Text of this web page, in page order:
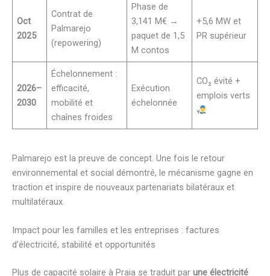
Oct
2025
Contrat de
Palmarejo
(repowering)
Phase de
3,141 M€ →
paquet de 1,5
M contos
+5,6 MW et
PR supérieur
2026–
2030
Échelonnement :
efficacité,
mobilité et
chaînes froides
Exécution
échelonnée
CO₂ évité +
emplois verts
Palmarejo est la preuve de concept. Une fois le retour
environnemental et social démontré, le mécanisme gagne en
traction et inspire de nouveaux partenariats bilatéraux et
multilatéraux.
Impact pour les familles et les entreprises : factures
d’électricité, stabilité et opportunités
Plus de capacité solaire à Praia se traduit par une électricité